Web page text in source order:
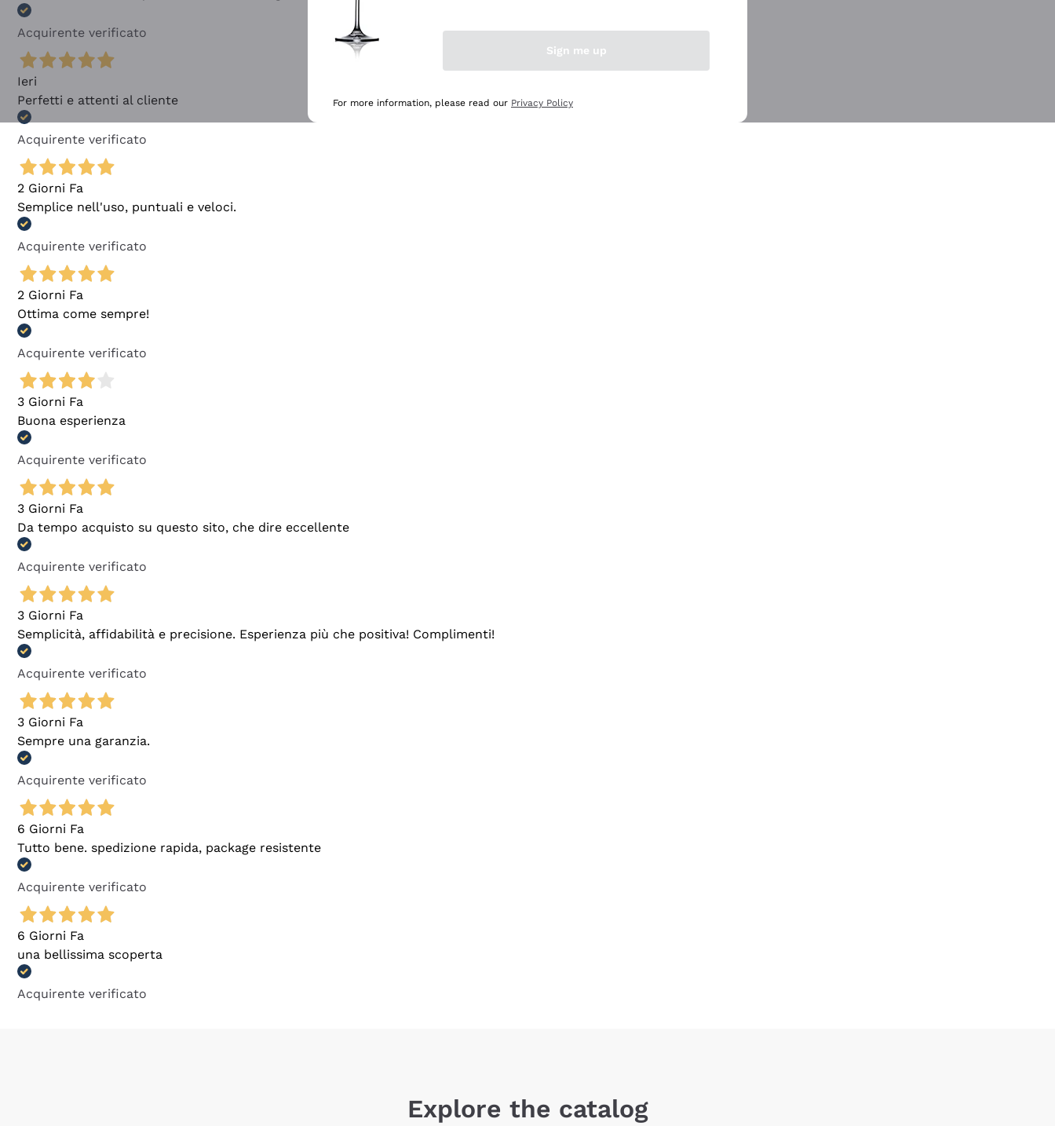
Acquirente verificato
Ieri
Perfetti e attenti al cliente
Acquirente verificato
2 Giorni Fa
Semplice nell'uso, puntuali e veloci.
Acquirente verificato
2 Giorni Fa
Ottima come sempre!
Acquirente verificato
3 Giorni Fa
Buona esperienza
Acquirente verificato
3 Giorni Fa
Da tempo acquisto su questo sito, che dire eccellente
Acquirente verificato
3 Giorni Fa
Semplicità, affidabilità e precisione. Esperienza più che positiva! Complimenti!
Acquirente verificato
3 Giorni Fa
Sempre una garanzia.
Acquirente verificato
6 Giorni Fa
Tutto bene. spedizione rapida, package resistente
Acquirente verificato
6 Giorni Fa
una bellissima scoperta
Acquirente verificato
Explore the catalog
Sign me up
For more information, please read our Privacy Policy